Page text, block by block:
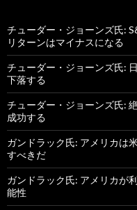
チューダー・ジョーンズ氏:
リターンはマイナスになる
チューダー・ジョーンズ氏:
下落する
チューダー・ジョーンズ氏:
成功する
ガンドラック氏: アメリカは
すべきだ
ガンドラック氏: アメリカが
能性